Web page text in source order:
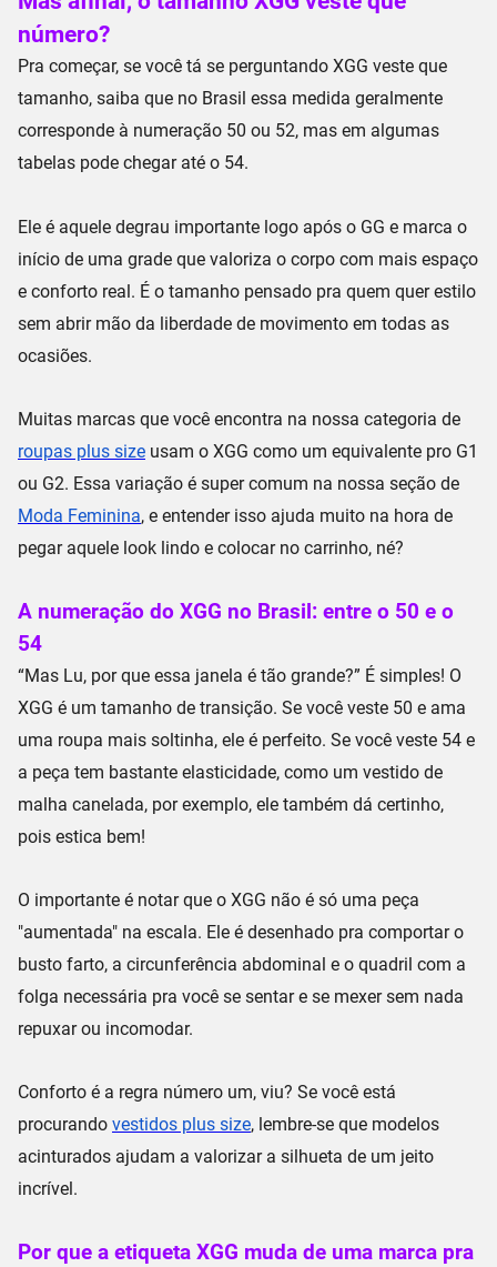
número?
Pra começar, se você tá se perguntando XGG veste que
tamanho, saiba que no Brasil essa medida geralmente
corresponde à numeração 50 ou 52, mas em algumas
tabelas pode chegar até o 54.
Ele é aquele degrau importante logo após o GG e marca o
início de uma grade que valoriza o corpo com mais espaço
e conforto real. É o tamanho pensado pra quem quer estilo
sem abrir mão da liberdade de movimento em todas as
ocasiões.
Muitas marcas que você encontra na nossa categoria de
roupas plus size usam o XGG como um equivalente pro G1
ou G2. Essa variação é super comum na nossa seção de
Moda Feminina, e entender isso ajuda muito na hora de
pegar aquele look lindo e colocar no carrinho, né?
A numeração do XGG no Brasil: entre o 50 e o
54
“Mas Lu, por que essa janela é tão grande?” É simples! O
XGG é um tamanho de transição. Se você veste 50 e ama
uma roupa mais soltinha, ele é perfeito. Se você veste 54 e
a peça tem bastante elasticidade, como um vestido de
malha canelada, por exemplo, ele também dá certinho,
pois estica bem!
O importante é notar que o XGG não é só uma peça
"aumentada" na escala. Ele é desenhado pra comportar o
busto farto, a circunferência abdominal e o quadril com a
folga necessária pra você se sentar e se mexer sem nada
repuxar ou incomodar.
Conforto é a regra número um, viu? Se você está
procurando vestidos plus size, lembre-se que modelos
acinturados ajudam a valorizar a silhueta de um jeito
incrível.
Por que a etiqueta XGG muda de uma marca pra